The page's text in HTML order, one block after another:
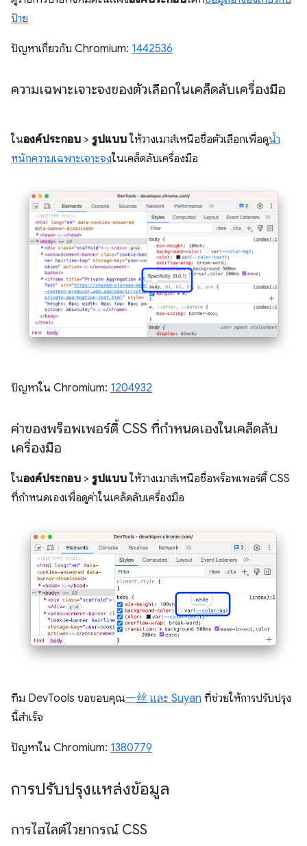
ป้าย
ปัญหาเกี่ยวกับ Chromium: 1442536
ความเฉพาะเจาะจงของตัวเลือกในเคล็ดลับเครื่องมือ
ในองค์ประกอบ > รูปแบบ ให้วางเมาส์เหนือชื่อตัวเลือกเพื่อดูน้ำ
หนักความเฉพาะเจาะจงในเคล็ดลับเครื่องมือ
ปัญหาใน Chromium: 1204932
ค่าของพร็อพเพอร์ตี้ CSS ที่กำหนดเองในเคล็ดลับ
เครื่องมือ
ในองค์ประกอบ > รูปแบบ ให้วางเมาส์เหนือชื่อพร็อพเพอร์ตี้ CSS
ที่กำหนดเองเพื่อดูค่าในเคล็ดลับเครื่องมือ
ทีม DevTools ขอขอบคุณ一丝 และ Suyan ที่ช่วยให้การปรับปรุง
นี้สำเร็จ
ปัญหาใน Chromium: 1380779
การปรับปรุงแหล่งข้อมูล
การไฮไลต์ไวยากรณ์ CSS